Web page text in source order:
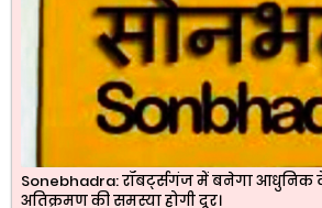
Sonebhadra: रॉबर्ट्सगंज में बनेगा आधुनिक
अतिक्रमण की समस्या होगी दूर।